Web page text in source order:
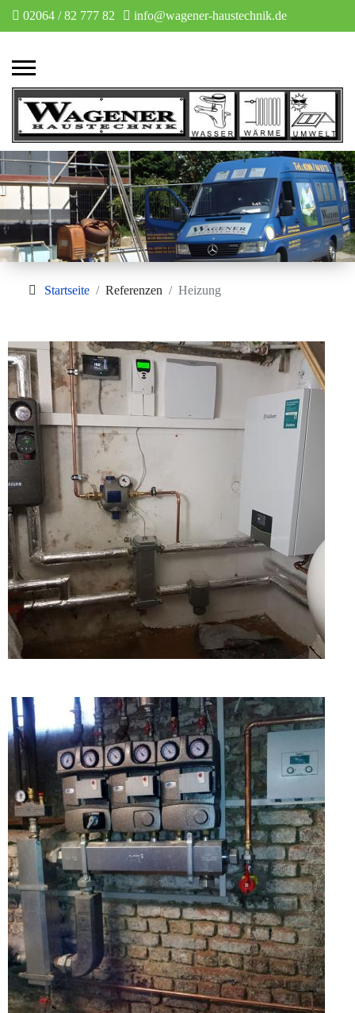
02064 / 82 777 82 info@wagener-haustechnik.de
Startseite Referenzen Heizung